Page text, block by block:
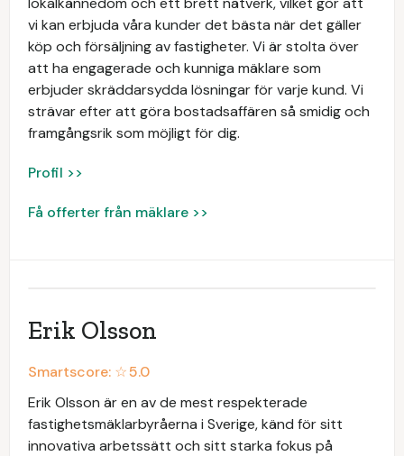
vi kan erbjuda våra kunder det bästa när det gäller
köp och försäljning av fastigheter. Vi är stolta över
att ha engagerade och kunniga mäklare som
erbjuder skräddarsydda lösningar för varje kund. Vi
strävar efter att göra bostadsaffären så smidig och
framgångsrik som möjligt för dig.
Profil >>
Få offerter från mäklare >>
Erik Olsson
Smartscore: ☆5.0
Erik Olsson är en av de mest respekterade
fastighetsmäklarbyråerna i Sverige, känd för sitt
innovativa arbetssätt och sitt starka fokus på